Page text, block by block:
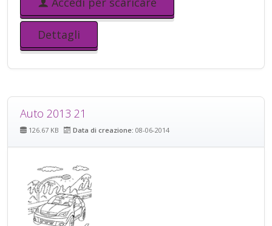
Dettagli
Auto 2013 21
126.67 KB Data di creazione: 08-06-2014